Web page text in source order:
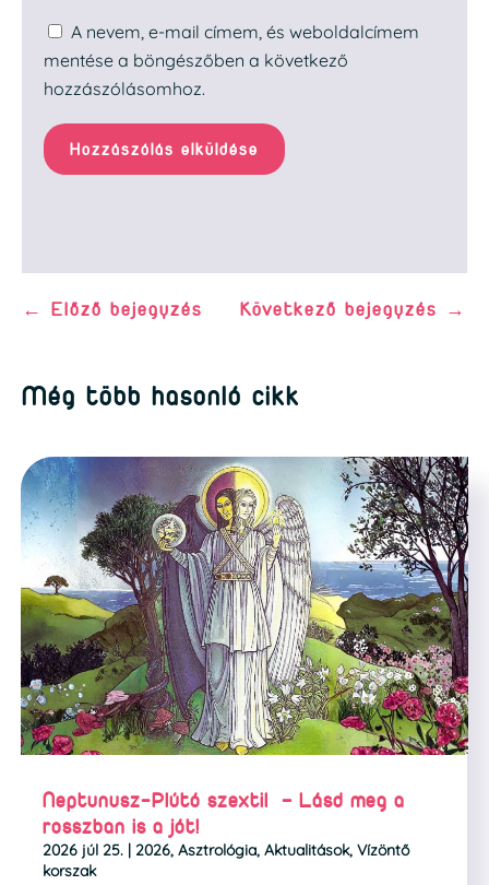
A nevem, e-mail címem, és weboldalcímem
mentése a böngészőben a következő
hozzászólásomhoz.
Hozzászólás elküldése
← Előző bejegyzés Következő bejegyzés →
Még több hasonló cikk
Neptunusz-Plútó szextil – Lásd meg a
rosszban is a jót!
2026 júl 25. | 2026, Asztrológia, Aktualitások, Vízöntő
korszak